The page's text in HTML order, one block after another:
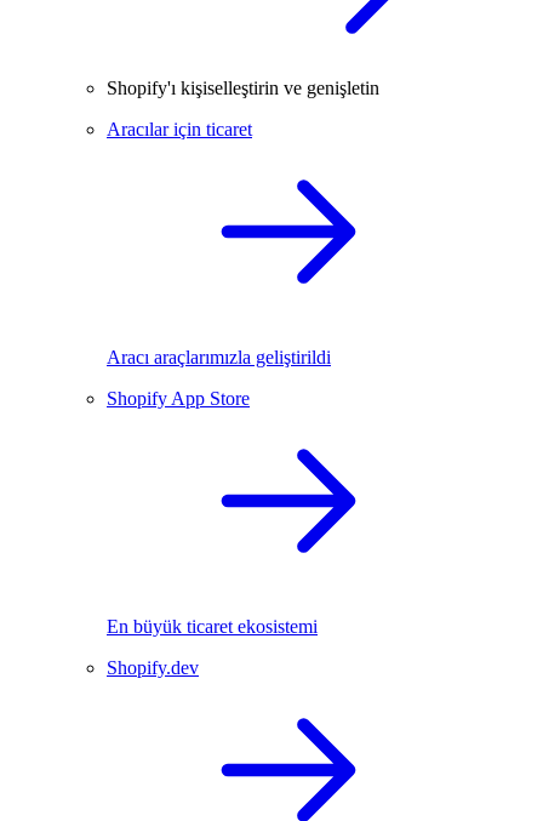
Shopify'ı kişiselleştirin ve genişletin
Aracılar için ticaret
Aracı araçlarımızla geliştirildi
Shopify App Store
En büyük ticaret ekosistemi
Shopify.dev